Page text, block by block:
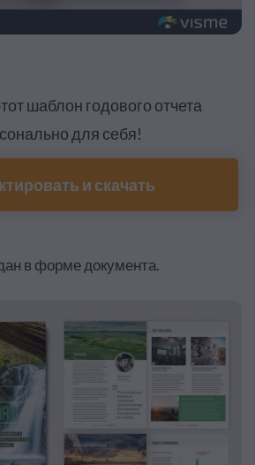
шаблон годового отчета
для себя!
и скачать
в форме документа.